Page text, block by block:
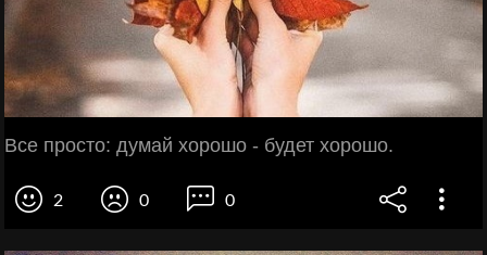
Все просто: думай хорошо - будет хорошо.
2 0 0